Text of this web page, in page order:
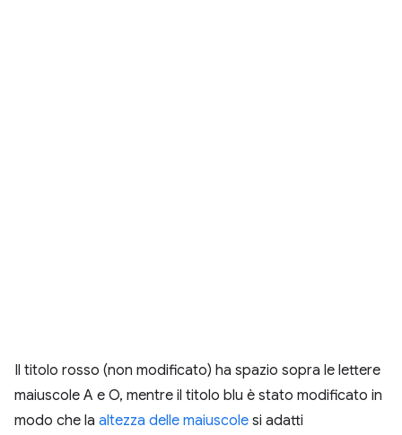
Il titolo rosso (non modificato) ha spazio sopra le lettere
maiuscole A e O, mentre il titolo blu è stato modificato in
modo che la altezza delle maiuscole si adatti